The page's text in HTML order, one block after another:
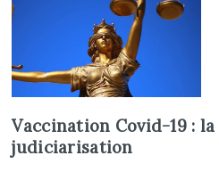
Vaccination Covid-19 :
judiciarisation